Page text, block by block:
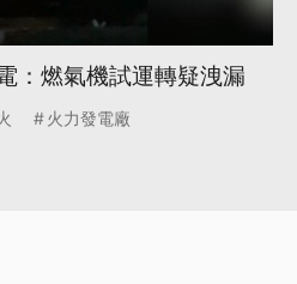
：燃氣機試運轉疑洩漏
火力發電廠